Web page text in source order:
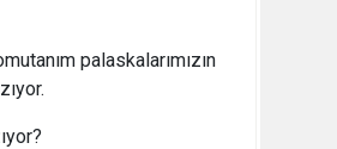
palaskalarımızın